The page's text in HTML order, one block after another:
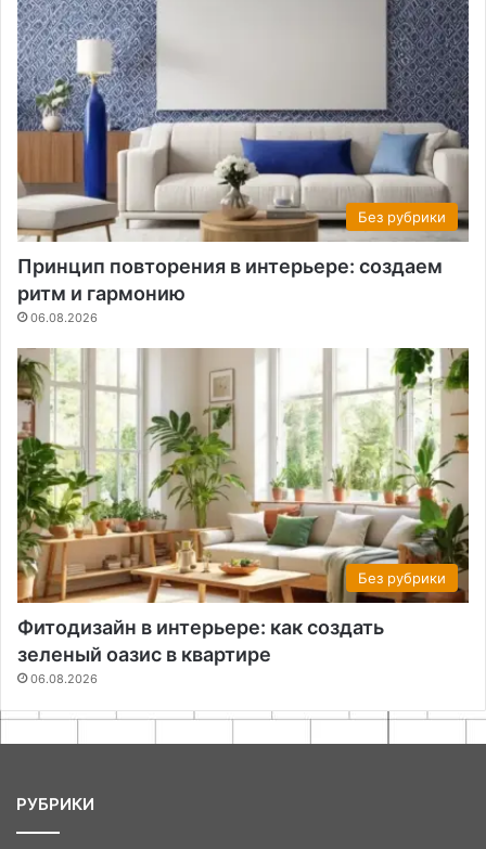
Без рубрики
Принцип повторения в интерьере: создаем
ритм и гармонию
06.08.2026
Без рубрики
Фитодизайн в интерьере: как создать
зеленый оазис в квартире
06.08.2026
РУБРИКИ